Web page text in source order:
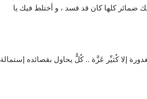
ضمائر كلها كان قد فسد ، و أختلط فيك يا
إلا كُثيِّر عَزَّة .. كُلٌّ يحاول بقصائده إستمالة